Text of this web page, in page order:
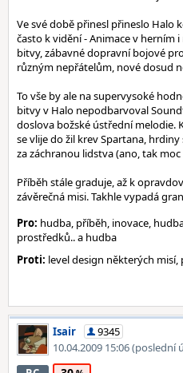
Ve své době přinesl přineslo Halo
často k vidění - Animace v
bitvy, zábavné dopravní bojové
různým nepřátelům, nové dosud
To vše by ale na supervysoké
bitvy v Halo nepodbarvoval
doslova božské ústřední melodie.
se vlije do žil krev Spartana,
za záchranou lidstva (ano, tak
Příběh stále graduje, až k
závěrečná misi. Takhle vypadá
Pro: hudba, příběh, inovace,
prostředků.. a hudba
Proti: level design některých misí,
Isair
9345
10.04.2009 15:06(poslední